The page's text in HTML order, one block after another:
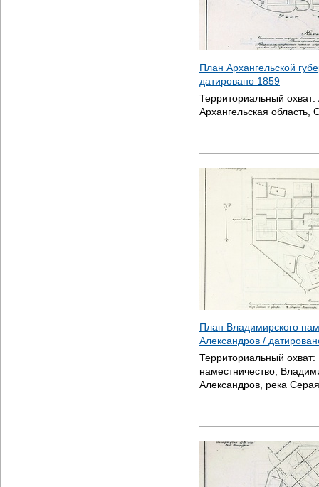
План Архангельской
датировано 1859
Территориальный охват:
Архангельская область,
План Владимирского
Александров /
Территориальный охват:
наместничество,
Александров, река Серая